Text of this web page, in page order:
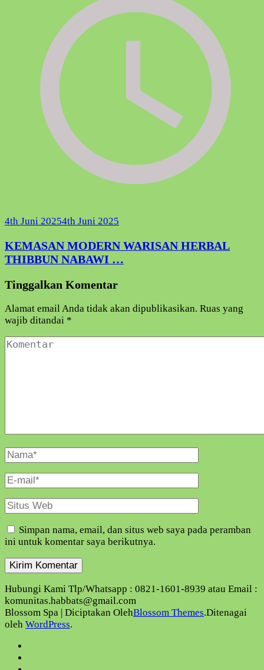
4th Juni 20254th Juni 2025
KEMASAN MODERN WARISAN HERBAL
THIBBUN NABAWI …
Tinggalkan Komentar
Alamat email Anda tidak akan dipublikasikan. Ruas yang
wajib ditandai *
Komentar
Nama
Lengkap
E-
Mail
Situs
Web
Simpan nama, email, dan situs web saya pada peramban
ini untuk komentar saya berikutnya.
Hubungi Kami Tlp/Whatsapp : 0821-1601-8939 atau Email :
komunitas.habbats@gmail.com
Blossom Spa | Diciptakan OlehBlossom Themes.Ditenagai
oleh WordPress.